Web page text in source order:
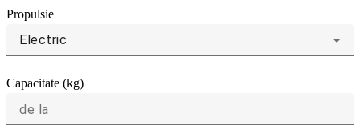
Propulsie
Electric
Capacitate (kg)
de la